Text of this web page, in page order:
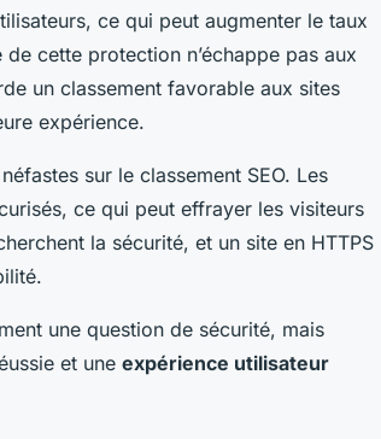
ce qui peut augmenter le taux
cette protection n’échappe pas aux
un classement favorable aux sites
expérience.
néfastes sur le classement SEO. Les
ce qui peut effrayer les visiteurs
la sécurité, et un site en HTTPS
une question de sécurité, mais
et une expérience utilisateur